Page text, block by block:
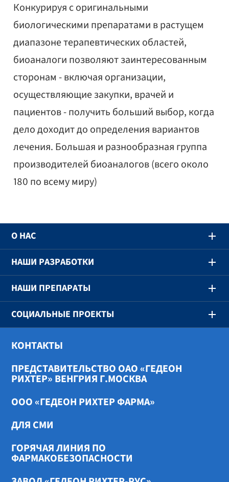
Конкурируя с оригинальными
биологическими препаратами в растущем
диапазоне терапевтических областей,
биоаналоги позволяют заинтересованным
сторонам - включая организации,
осуществляющие закупки, врачей и
пациентов - получить больший выбор, когда
дело доходит до определения вариантов
лечения. Большая и разнообразная группа
производителей биоаналогов (всего около
180 по всему миру)
О НАС
НАШИ РАЗРАБОТКИ
НАШИ ПРЕПАРАТЫ
СОЦИАЛЬНЫЕ ПРОЕКТЫ
КОНТАКТЫ
ПРЕДСТАВИТЕЛЬСТВО ОАО «ГЕДЕОН
РИХТЕР» ВЕНГРИЯ Г.МОСКВА
ООО «ГЕДЕОН РИХТЕР ФАРМА»
ДЛЯ СМИ
ГОРЯЧАЯ ЛИНИЯ ПО
ФАРМАКОБЕЗОПАСНОСТИ